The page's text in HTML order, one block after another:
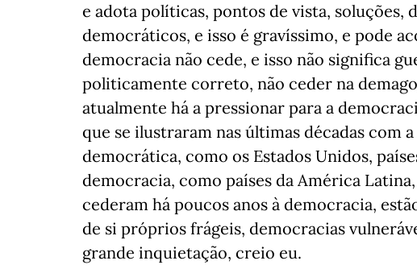
e adota políticas, pontos de vista, soluções,
democráticos, e isso é gravíssimo, e pode
democracia não cede, e isso não significa
politicamente correto, não ceder na
atualmente há a pressionar para a
que se ilustraram nas últimas décadas com
democrática, como os Estados Unidos,
democracia, como países da América
cederam há poucos anos à democracia,
de si próprios frágeis, democracias
grande inquietação, creio eu.